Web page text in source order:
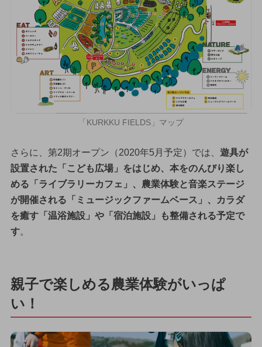
「KURKKU FIELDS」マップ
さらに、第2期オープン（2020年5月予定）では、 遊具が
設置された「こども広場」をはじめ、本をのんびり楽し
める「ライブラリーカフェ」、農業体験と音楽ステージ
が開催される「ミュージックファームベース」、カラダ
を癒す「温浴施設」や「宿泊施設」も整備される予定で
す。
親子で楽しめる農業体験がいっぱ
い！